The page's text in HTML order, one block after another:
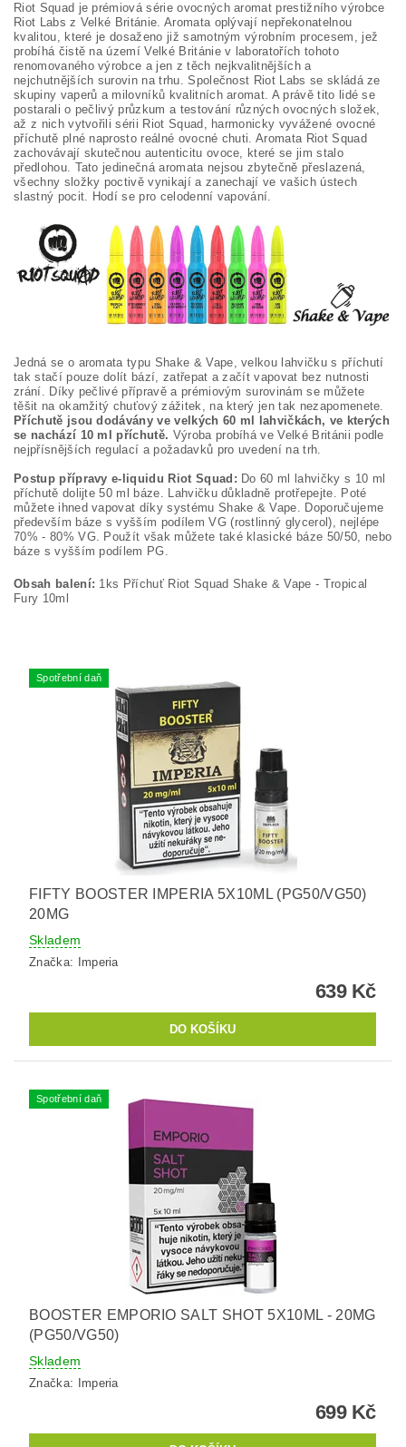
Riot Squad je prémiová série ovocných aromat prestižního výrobce
Riot Labs z Velké Británie. Aromata oplývají nepřekonatelnou
kvalitou, které je dosaženo již samotným výrobním procesem, jež
probíhá čistě na území Velké Británie v laboratořích tohoto
renomovaného výrobce a jen z těch nejkvalitnějších a
nejchutnějších surovin na trhu. Společnost Riot Labs se skládá ze
skupiny vaperů a milovníků kvalitních aromat. A právě tito lidé se
postarali o pečlivý průzkum a testování různých ovocných složek,
až z nich vytvořili sérii Riot Squad, harmonicky vyvážené ovocné
příchutě plné naprosto reálné ovocné chuti. Aromata Riot Squad
zachovávají skutečnou autenticitu ovoce, které se jim stalo
předlohou. Tato jedinečná aromata nejsou zbytečně přeslazená,
všechny složky poctivě vynikají a zanechají ve vašich ústech
slastný pocit. Hodí se pro celodenní vapování.
Jedná se o aromata typu Shake & Vape, velkou lahvičku s příchutí
tak stačí pouze dolít bází, zatřepat a začít vapovat bez nutnosti
zrání. Díky pečlivé přípravě a prémiovým surovinám se můžete
těšit na okamžitý chuťový zážitek, na který jen tak nezapomenete.
Příchutě jsou dodávány ve velkých 60 ml lahvičkách, ve kterých
se nachází 10 ml příchutě. Výroba probíhá ve Velké Británii podle
nejpřísnějších regulací a požadavků pro uvedení na trh.
Postup přípravy e-liquidu Riot Squad: Do 60 ml lahvičky s 10 ml
příchutě dolijte 50 ml báze. Lahvičku důkladně protřepejte. Poté
můžete ihned vapovat díky systému Shake & Vape. Doporučujeme
především báze s vyšším podílem VG (rostlinný glycerol), nejlépe
70% - 80% VG. Použít však můžete také klasické báze 50/50, nebo
báze s vyšším podílem PG.
Obsah balení: 1ks Příchuť Riot Squad Shake & Vape - Tropical
Fury 10ml
Spotřební daň
FIFTY BOOSTER IMPERIA 5X10ML (PG50/VG50)
20MG
Skladem
Značka: Imperia
639 Kč
Spotřební daň
BOOSTER EMPORIO SALT SHOT 5X10ML - 20MG
(PG50/VG50)
Skladem
Značka: Imperia
699 Kč